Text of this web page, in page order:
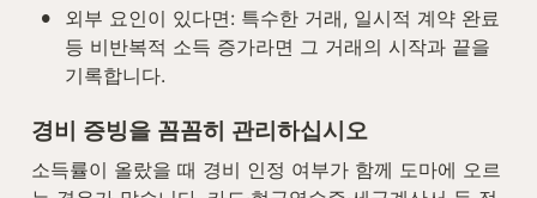
•
외부 요인이 있다면: 특수한 거래, 일시적 계약 완료
등 비반복적 소득 증가라면 그 거래의 시작과 끝을
기록합니다.
경비 증빙을 꼼꼼히 관리하십시오
소득률이 올랐을 때 경비 인정 여부가 함께 도마에 오르